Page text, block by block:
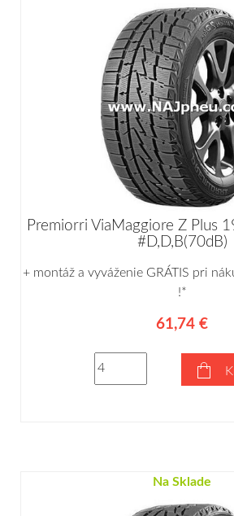
Premiorri ViaMaggiore Z Plus
#D,D,B(70dB)
+ montáž a vyváženie GRÁTIS pri
!*
61,74 €
Na Sklade